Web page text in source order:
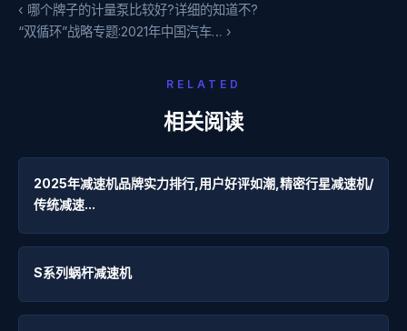
‹ 哪个牌子的计量泵比较好?详细的知道不?
“双循环”战略专题:2021年中国汽车… ›
RELATED
相关阅读
2025年减速机品牌实力排行,用户好评如潮,精密行星减速机/
传统减速...
S系列蜗杆减速机